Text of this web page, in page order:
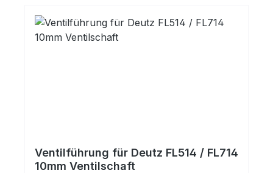
Ventilführung für Deutz FL514 / FL714
10mm Ventilschaft